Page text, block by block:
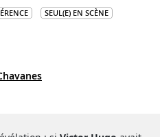
SEUL(E) EN SCÈNE